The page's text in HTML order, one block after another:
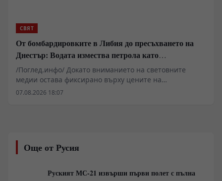
СВЯТ
От бомбардировките в Либия до пресъхването на
Днестър: Водата измества петрола като
геополитическо оръжие
/Поглед.инфо/ Докато вниманието на световните
медии остава фиксирано върху цените на
въглеводородите и военните сблъсъци за енергийни
река Днестър и изпразването на язовир
Новоднистровск е само локален симптом на глобален
дефицит на питейна вода до 2040 година показват, че
борбата за хидроресурси престава да бъде
07.08.2026 18:07
Още от Русия
Руският МС-21 извърши първи полет с пълна